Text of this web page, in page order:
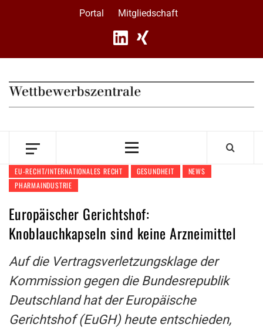
Portal Mitgliedschaft
Primary
EU-RECHT/INTERNATIONALES RECHT GESUNDHEIT
NEWS
PHARMAINDUSTRIE
Europäischer Gerichtshof:
Knoblauchkapseln sind keine Arzneimittel
Auf die Vertragsverletzungsklage der
Kommission gegen die Bundesrepublik
Deutschland hat der Europäische
Gerichtshof (EuGH) heute entschieden,